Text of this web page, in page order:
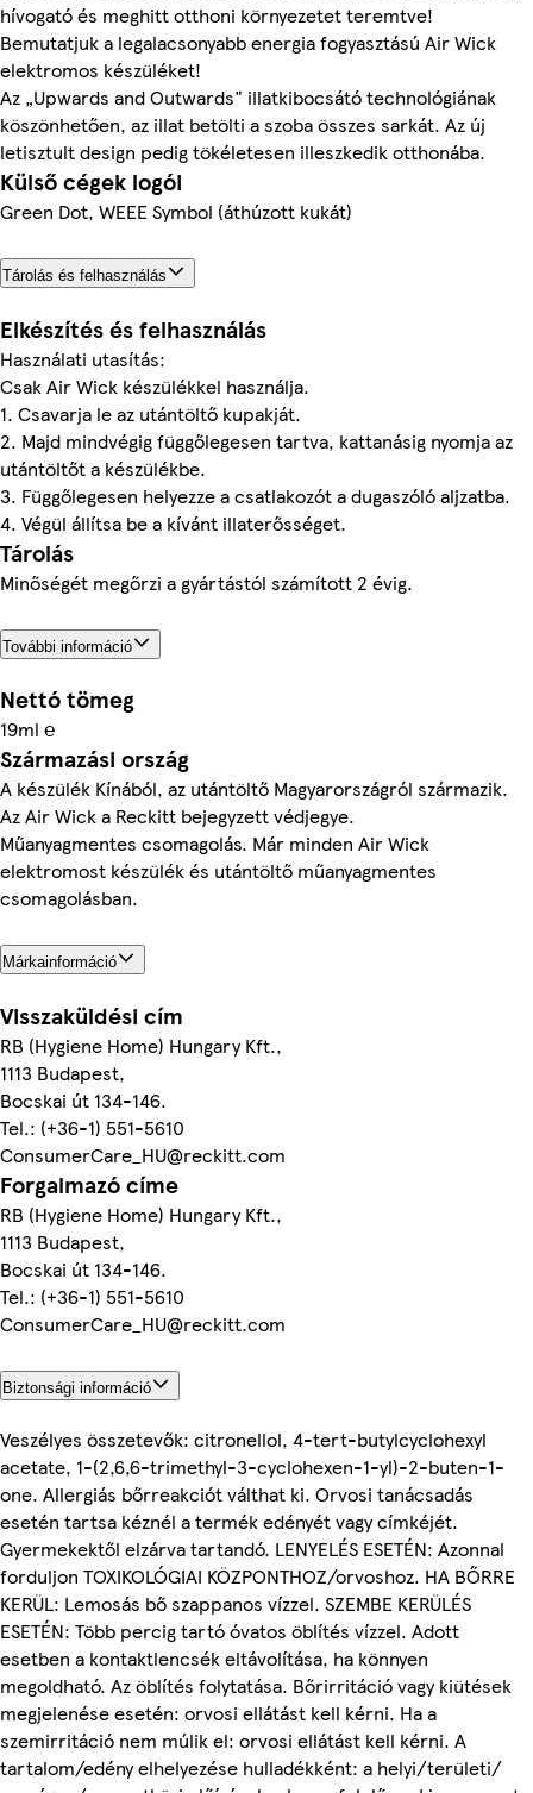
hívogató és meghitt otthoni környezetet teremtve!
Bemutatjuk a legalacsonyabb energia fogyasztású Air Wick
elektromos készüléket!
Az „Upwards and Outwards" illatkibocsátó technológiának
köszönhetően, az illat betölti a szoba összes sarkát. Az új
letisztult design pedig tökéletesen illeszkedik otthonába.
Külső cégek logói
Green Dot, WEEE Symbol (áthúzott kukát)
Tárolás és felhasználás
Elkészítés és felhasználás
Használati utasítás:
Csak Air Wick készülékkel használja.
1. Csavarja le az utántöltő kupakját.
2. Majd mindvégig függőlegesen tartva, kattanásig nyomja az
utántöltőt a készülékbe.
3. Függőlegesen helyezze a csatlakozót a dugaszóló aljzatba.
4. Végül állítsa be a kívánt illaterősséget.
Tárolás
Minőségét megőrzi a gyártástól számított 2 évig.
További információ
Nettó tömeg
19ml ℮
Származási ország
A készülék Kínából, az utántöltő Magyarországról származik.
Az Air Wick a Reckitt bejegyzett védjegye.
Műanyagmentes csomagolás. Már minden Air Wick
elektromost készülék és utántöltő műanyagmentes
csomagolásban.
Márkainformáció
Visszaküldési cím
RB (Hygiene Home) Hungary Kft.,
1113 Budapest,
Bocskai út 134-146.
Tel.: (+36-1) 551-5610
ConsumerCare_HU@reckitt.com
Forgalmazó címe
RB (Hygiene Home) Hungary Kft.,
1113 Budapest,
Bocskai út 134-146.
Tel.: (+36-1) 551-5610
ConsumerCare_HU@reckitt.com
Biztonsági információ
Veszélyes összetevők: citronellol, 4-tert-butylcyclohexyl
acetate, 1-(2,6,6-trimethyl-3-cyclohexen-1-yl)-2-buten-1-
one. Allergiás bőrreakciót válthat ki. Orvosi tanácsadás
esetén tartsa kéznél a termék edényét vagy címkéjét.
Gyermekektől elzárva tartandó. LENYELÉS ESETÉN: Azonnal
forduljon TOXIKOLÓGIAI KÖZPONTHOZ/orvoshoz. HA BŐRRE
KERÜL: Lemosás bő szappanos vízzel. SZEMBE KERÜLÉS
ESETÉN: Több percig tartó óvatos öblítés vízzel. Adott
esetben a kontaktlencsék eltávolítása, ha könnyen
megoldható. Az öblítés folytatása. Bőrirritáció vagy kiütések
megjelenése esetén: orvosi ellátást kell kérni. Ha a
szemirritáció nem múlik el: orvosi ellátást kell kérni. A
tartalom/edény elhelyezése hulladékként: a helyi/területi/